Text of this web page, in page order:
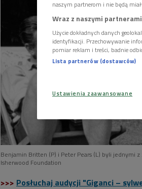
Benjamin Britten (P) i Peter Pears (L) byli jednymi z
Isherwood Foundation
>>> Posłuchaj audycji "Giganci –
naszym partnerom i nie będą
Wraz z naszymi
Użycie dokładnych danych
identyfikacji. Przechowywanie
pomiar reklam i treści, badnie
Lista partnerów (dostawców)
Ustawienia zaawansowane